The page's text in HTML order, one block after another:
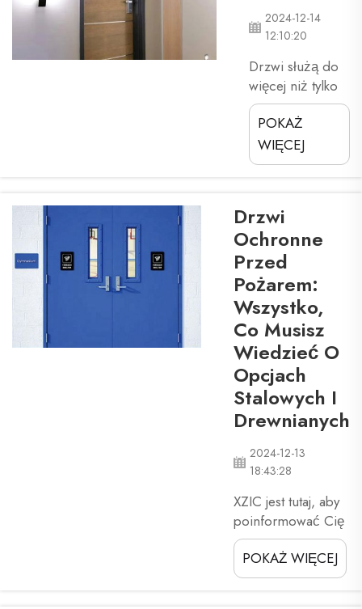
2024-12-14
12:10:20
Drzwi służą do
więcej niż tylko
przechodzenia
przez nie.
Podczas gdy
spełniają
również świetną
wartość
estetyczną,
sprawiając, że
Twoje miejsce
pracy lub dom
jest miłe i
wygodne.
Różnorodność
wystaw drzwi
może służyć do
Twoich drzwi.
Ten przewodnik
pomoże...
POKAŻ
WIĘCEJ
Drzwi
Ochronne
Przed
Pożarem:
Wszystko,
Co Musisz
Wiedzieć O
Opcjach
Stalowych I
Drewnianych
2024-12-13
18:43:28
XZIC jest tutaj, aby
poinformować Cię
o ważnym fakcie
dotyczącym drzwi
ognioodpornych.
POKAŻ WIĘCEJ